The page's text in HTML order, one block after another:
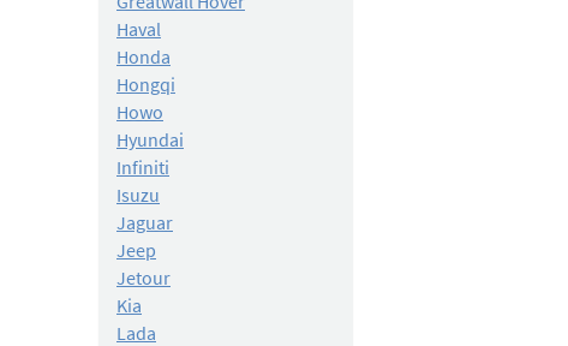
Haval
Honda
Hongqi
Howo
Hyundai
Infiniti
Isuzu
Jaguar
Jeep
Jetour
Kia
Lada